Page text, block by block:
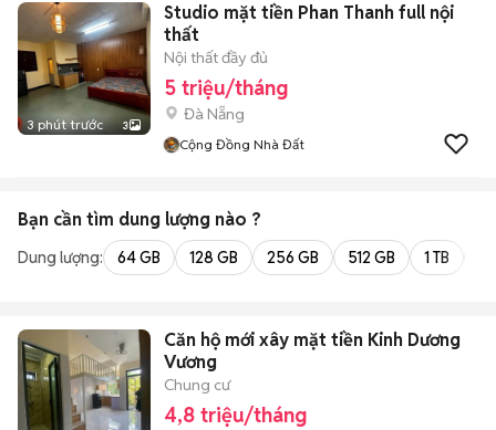
3 phút trước 3
Studio mặt tiền Phan Thanh full nội
thất
Nội thất đầy đủ
5 triệu/tháng
Đà Nẵng
Cộng Đồng Nhà Đất
Bạn cần tìm dung lượng nào ?
Dung lượng: 64 GB 128 GB 256 GB 512 GB 1 TB
Căn hộ mới xây mặt tiền Kinh Dương
Vương
Chung cư
4,8 triệu/tháng